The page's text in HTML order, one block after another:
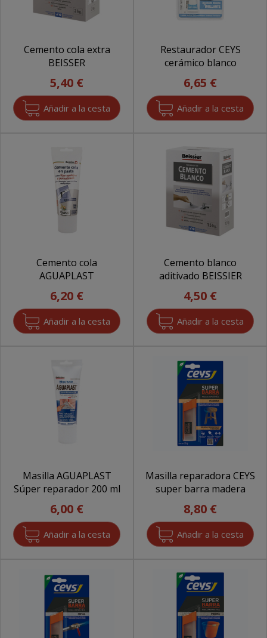
Cemento cola extra
BEISSER
5,40 €
Restaurador CEYS
cerámico blanco
6,65 €
Cemento cola
AGUAPLAST
6,20 €
Cemento blanco
aditivado BEISSIER
4,50 €
Masilla AGUAPLAST
Súper reparador 200 ml
6,00 €
Masilla reparadora CEYS
super barra madera
8,80 €